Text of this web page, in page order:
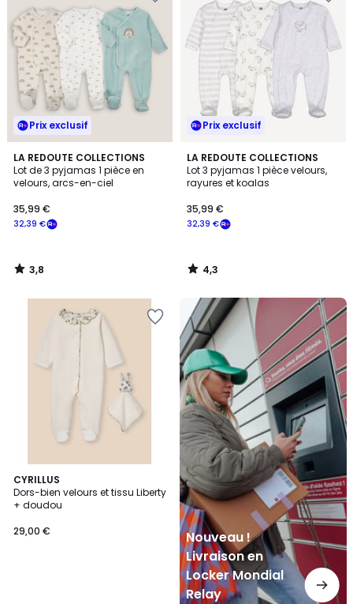
Prix exclusif
LA REDOUTE COLLECTIONS
Lot de 3 pyjamas 1 pièce en
velours, arcs-en-ciel
32,39 €
35,99 €
3,8
/ 5
3,8
/
Prix exclusif
LA REDOUTE COLLECTIONS
Lot 3 pyjamas 1 pièce velours,
rayures et koalas
32,39 €
35,99 €
4,3
/ 5
4,3
/
CYRILLUS
Dors-bien velours et tissu Liberty
+ doudou
29,00 €
Nouveau !
Livraison en
Locker Mondial
Relay
Nouveau
Livraison
en
Locker
Mondial
Relay